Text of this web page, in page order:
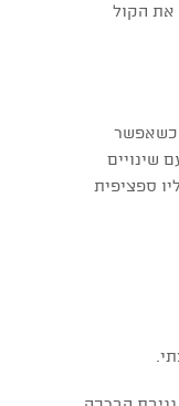
הקול
כשאפשר
שינויים
ספציפית